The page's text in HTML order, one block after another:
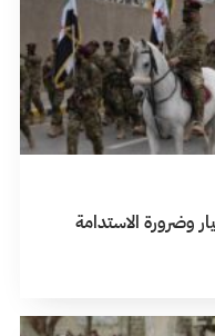
وضرورة الاستدامة